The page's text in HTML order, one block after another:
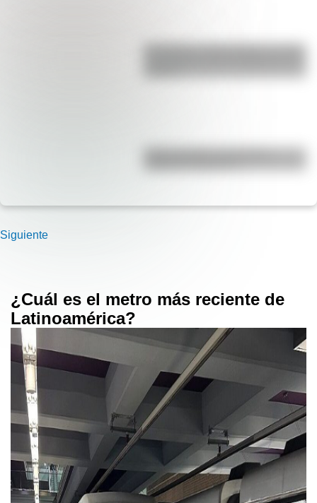
San Martín y Simón Bolívar: así fue
Duda resuelta: ¿es el Truco
Siguiente
¿Cuál es el metro más reciente de
Latinoamérica?